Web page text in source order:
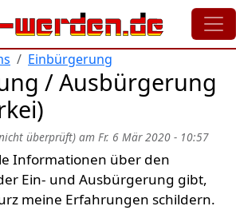
Einbürgerung
/ Ausbürgerung
überprüft) am Fr. 6 Mär 2020 - 10:57
Informationen über den
Ein- und Ausbürgerung gibt,
meine Erfahrungen schildern.